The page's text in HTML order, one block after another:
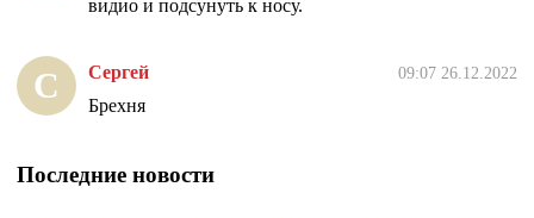
видио и подсунуть к носу.
С Сергей 09:07 26.12.2022
Брехня
Последние новости